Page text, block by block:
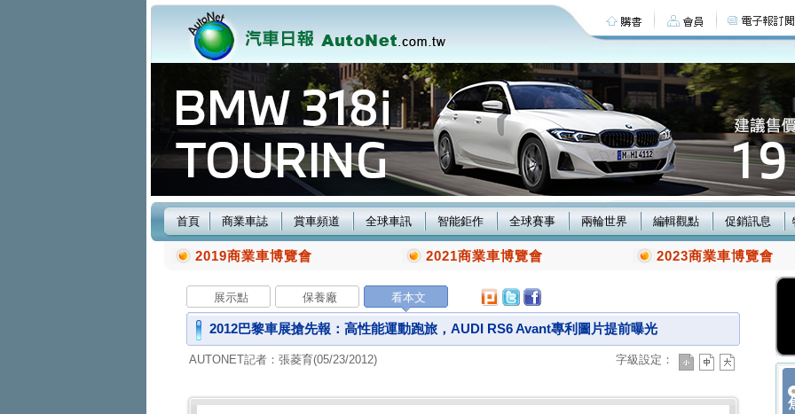
首頁 商業車誌 賞車頻道 全球車訊 智能鉅作 全球賽事 兩輪世界 編輯觀點 促銷訊息
2019商業車博覽會 2021商業車博覽會 2023商業車博覽會
展示點 保養廠 看本文
2012巴黎車展搶先報：高性能運動跑旅，AUDI RS6 Avant專利圖片提前曝光
AUTONET記者：張菱育(05/23/2012) 字級設定：